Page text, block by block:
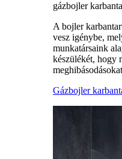
gázbojler
A bojler
vesz igénybe,
munkatársaink
készülékét, hogy
Gázbojler